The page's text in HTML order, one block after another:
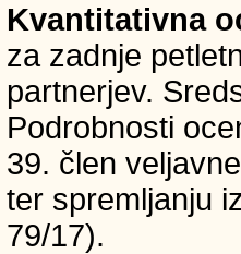
Kvantitativna
za zadnje
partnerjev.
Podrobnosti
39. člen
ter spremljanju
79/17).